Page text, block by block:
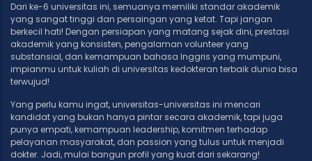
Dari ke-6 universitas ini, semuanya memiliki standar akademik
yang sangat tinggi dan persaingan yang ketat. Tapi jangan
berkecil hati! Dengan persiapan yang matang sejak dini, prestasi
akademik yang konsisten, pengalaman volunteer yang
substansial, dan kemampuan bahasa Inggris yang mumpuni,
impianmu untuk kuliah di universitas kedokteran terbaik dunia bisa
terwujud!
Yang perlu kamu ingat, universitas-universitas ini mencari
kandidat yang bukan hanya pintar secara akademik, tapi juga
punya empati, kemampuan leadership, komitmen terhadap
pelayanan masyarakat, dan passion yang tulus untuk menjadi
dokter. Jadi, mulai bangun profil yang kuat dari sekarang!